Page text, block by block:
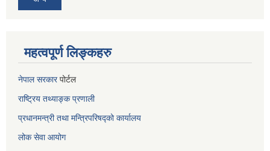
महत्वपूर्ण लिङ्कहरु
नेपाल सरकारपोर्टल
राष्ट्रिय तथ्याङ्क प्रणाली
प्रधानमन्त्री तथा मन्त्रिपरिषद्को कार्यालय
लोक सेवाआयोग